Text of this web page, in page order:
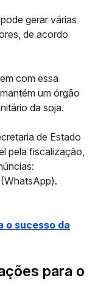
gerar várias
de acordo
com essa
um órgão
da soja.
de Estado
pela fiscalização,
o sucesso da
para o